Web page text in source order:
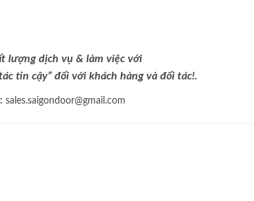
lượng dịch vụ & làm việc với
tin cậy” đối với khách hàng và đối tác!.
: sales.saigondoor@gmail.com